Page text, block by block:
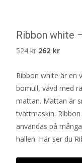
Ribbon white
524kr Det
priset
var:
524 kr.
262 krDet
priset
är:
262 kr.
Ribbon white är en
bomull, vävd med
mattan. Mattan är
tvättmaskin.
användas på
hallen. Här ser du